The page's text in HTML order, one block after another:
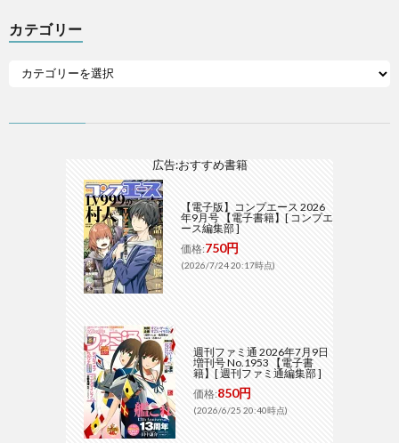
カテゴリー
広告:おすすめ書籍
【電子版】コンプエース 2026
年9月号 【電子書籍】[ コンプエ
ース編集部 ]
価格:750円
(2026/7/24 20:17時点)
週刊ファミ通 2026年7月9日
増刊号 No.1953 【電子書
籍】[ 週刊ファミ通編集部 ]
価格:850円
(2026/6/25 20:40時点)